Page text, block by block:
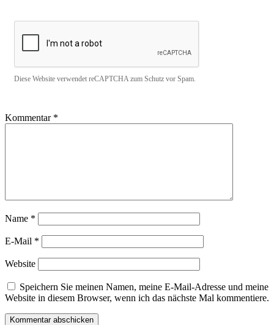
Diese Website verwendet reCAPTCHA zum Schutz vor Spam.
Kommentar *
Name *
E-Mail *
Website
Speichern Sie meinen Namen, meine E-Mail-Adresse und meine
Website in diesem Browser, wenn ich das nächste Mal kommentiere.